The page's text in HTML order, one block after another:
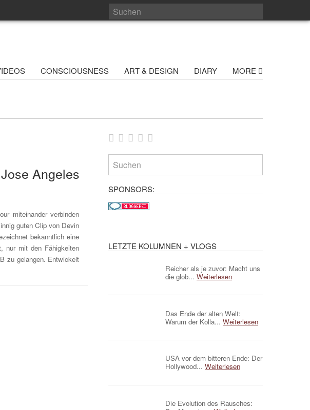
CONSCIOUSNESS ART & DESIGN DIARY MORE
Angeles
miteinander verbinden
guten Clip von Devin
bekanntlich eine
nur mit den Fähigkeiten
zu gelangen. Entwickelt
SPONSORS:
LETZTE KOLUMNEN + VLOGS
Reicher als je zuvor: Macht uns
die glob... Weiterlesen
Das Ende der alten Welt:
Warum der Kolla... Weiterlesen
USA vor dem bitteren Ende: Der
Hollywood... Weiterlesen
Die Evolution des Rausches: